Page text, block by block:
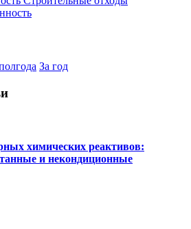
За год
химических реактивов:
и некондиционные